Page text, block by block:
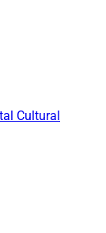
Cultural